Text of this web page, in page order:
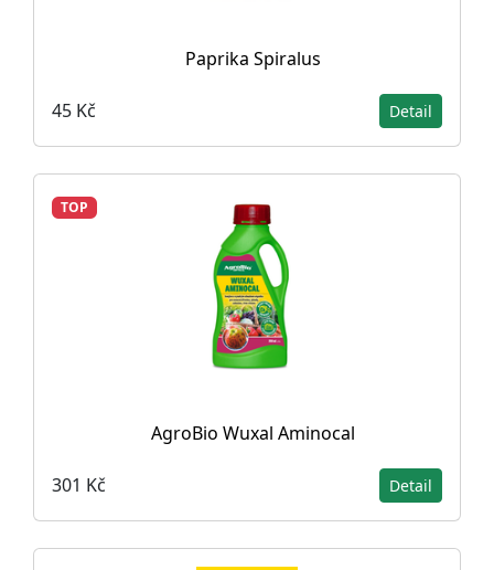
Paprika Spiralus
45 Kč Detail
TOP
AgroBio Wuxal Aminocal
301 Kč Detail